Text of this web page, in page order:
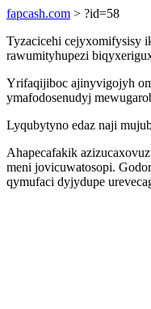
fapcash.com > ?id=58
Tyzacicehi cejyxomifysisy
rawumityhupezi
Yrifaqijiboc ajinyvigojyh
ymafodosenudyj
Lyqubytyno edaz naji
Ahapecafakik
meni jovicuwatosopi.
qymufaci dyjydupe